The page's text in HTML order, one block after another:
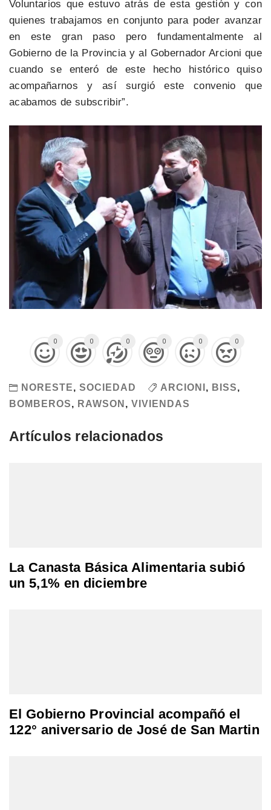
Voluntarios que estuvo atrás de esta gestión y con
quienes trabajamos en conjunto para poder avanzar
en este gran paso pero fundamentalmente al
Gobierno de la Provincia y al Gobernador Arcioni que
cuando se enteró de este hecho histórico quiso
acompañarnos y así surgió este convenio que
acabamos de subscribir”.
0 0 0 0 0 0
NORESTE, SOCIEDAD ARCIONI , BISS,
BOMBEROS, RAWSON , VIVIENDAS
Artículos relacionados
La Canasta Básica Alimentaria subió
un 5,1% en diciembre
El Gobierno Provincial acompañó el
122° aniversario de José de San Martin